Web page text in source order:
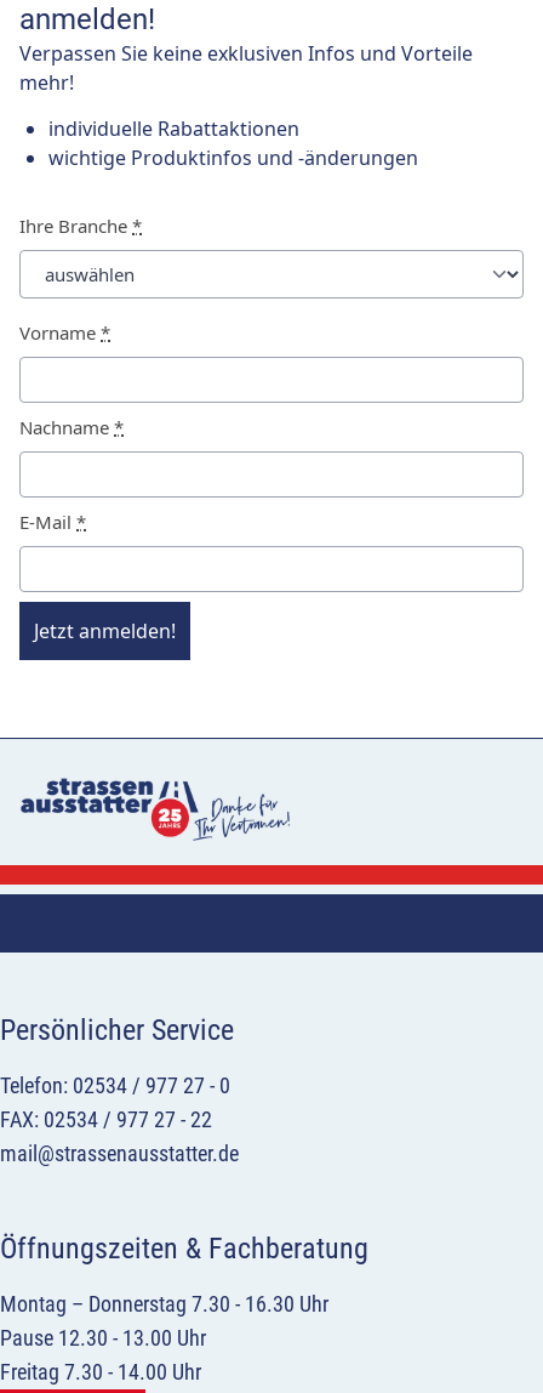
anmelden!
Verpassen Sie keine exklusiven Infos und Vorteile
mehr!
individuelle Rabattaktionen
wichtige Produktinfos und -änderungen
Ihre Branche *
Vorname *
Nachname *
E-Mail *
Jetzt anmelden!
Persönlicher Service
Telefon: 02534 / 977 27 - 0
FAX: 02534 / 977 27 - 22
mail@strassenausstatter.de
Öffnungszeiten & Fachberatung
Montag – Donnerstag 7.30 - 16.30 Uhr
Pause 12.30 - 13.00 Uhr
Freitag 7.30 - 14.00 Uhr